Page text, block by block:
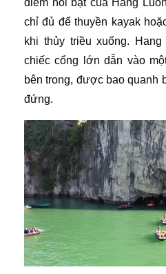
chỉ đủ để thuyền kayak
khi thủy triều xuống.
chiếc cổng lớn dẫn vào
bên trong, được bao quanh
đứng.